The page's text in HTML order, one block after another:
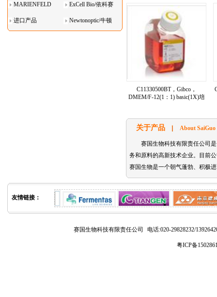
MARIENFELD ExCell Bio/依科赛
进口产品 Newtonoptic/牛顿
C11330500BT，Gibco，
DMEM/F-12(1：1) basic(1X)培
关于产品 About SaiGuo
赛国生物科技有限责任公司
务和原料的高新技术企业。目前公
赛国生物是一个朝气蓬勃、积极
友情链接：
赛国生物科技有限责任公司 电话:020-29828232/
粤ICP备